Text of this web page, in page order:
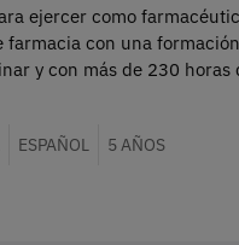
ejercer como
farmacia con una
y con más de 230 horas
ESPAÑOL 5 AÑOS